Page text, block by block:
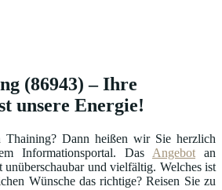
(86943) – Ihre
unsere Energie!
Thaining? Dann heißen wir Sie herzlich
Informationsportal. Das Angebot an
unüberschaubar und vielfältig. Welches ist
Wünsche das richtige? Reisen Sie zu